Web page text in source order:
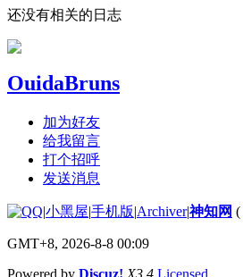
还没有相关的日志
OuidaBruns
加为好友
给我留言
打个招呼
发送消息
|小黑屋|手机版|Archiver|神知网 (
GMT+8, 2026-8-8 00:09
Powered by Discuz! X3.4 Licensed